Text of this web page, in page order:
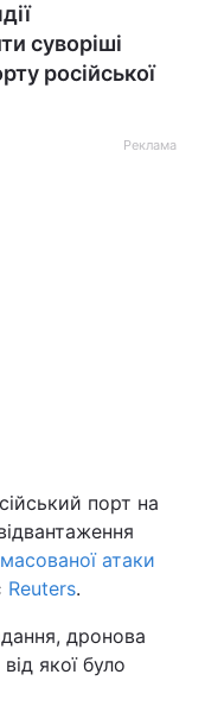
суворіші
російської
Реклама
порт на
атаки
Reuters.
дронова
якої було